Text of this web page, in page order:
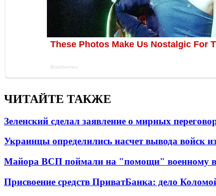
ЧИТАЙТЕ ТАКЖЕ
Зеленский сделал заявление о мирных
Украинцы определились насчет вывода войск
Майора ВСП поймали на "помощи" военному
Присвоение средств ПриватБанка: дело